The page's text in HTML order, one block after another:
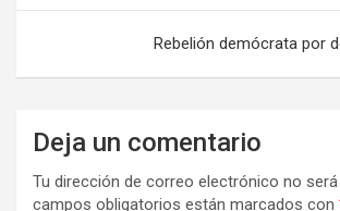
Rebelión demócrata por
Deja un comentario
Tu dirección de correo electrónico no será
campos obligatorios están marcados con